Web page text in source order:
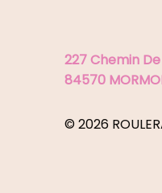
227 Chemin
84570
© 2026